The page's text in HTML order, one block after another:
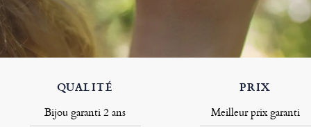
QUALITÉ
Bijou garanti 2 ans
PRIX
Meilleur prix garanti